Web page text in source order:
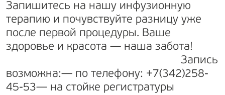
Запишитесь на нашу инфузионную
терапию и почувствуйте разницу уже
после первой процедуры. Ваше
здоровье и красота — наша забота!
Запись
возможна:— по телефону: +7(342)258-
45-53— на стойке регистратуры